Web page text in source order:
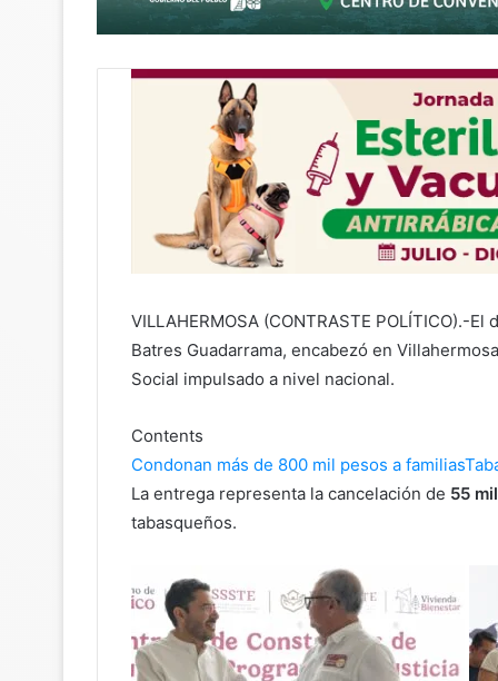
VILLAHERMOSA (CONTRASTE POLÍTICO).-
Batres Guadarrama, encabezó en
Social impulsado a nivel nacional.
Contents
Condonan más de 800 mil pesos a familias
La entrega representa la cancelación de 55
tabasqueños.